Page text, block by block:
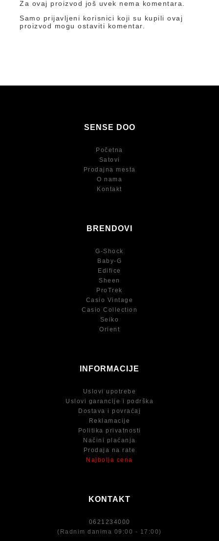
Za ovaj proizvod još uvek nema komentara.
Samo prijavljeni korisnici koji su kupili ovaj
proizvod mogu ostaviti komentar.
SENSE DOO
Početna
Satovi
Prodajna mesta
O nama
Kontakt
BRENDOVI
G-Shock
Baby-G
Edifice
Sheen
ProTrek
Casio Vintage
Casio Collection
Seiko
Orient
INFORMACIJE
Uslovi upotrebe
Uslovi garancije i podrška
Dostava i povraćaj
Reklamacije
Politika privatnosti
Načini plaćanja
Prodaja na rate
Najbolja cena
KONTAKT
0621234000
(Radnim danima 09:00 - 17:00)